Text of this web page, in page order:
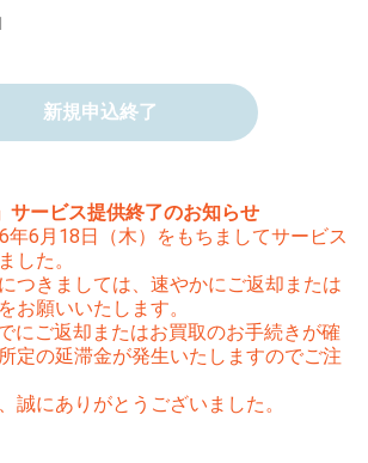
新規申込終了
サービス提供終了のお知らせ
年6月18日（木）をもちましてサービス
した。
つきましては、速やかにご返却または
お願いいたします。
にご返却またはお買取のお手続きが確
定の延滞金が発生いたしますのでご注
誠にありがとうございました。